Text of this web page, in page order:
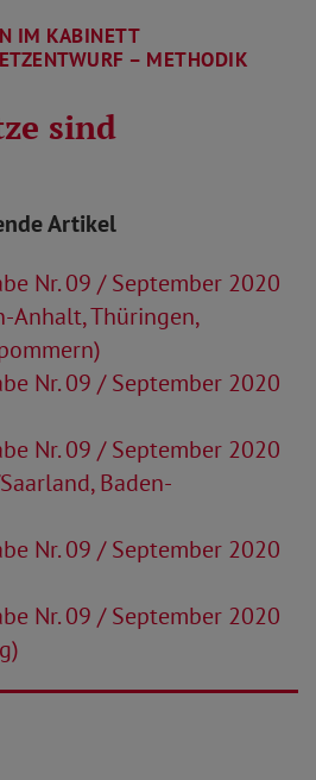
IM KABINETT
– METHODIK
sind
Artikel
Nr. 09 / September 2020
Anhalt, Thüringen,
Nr. 09 / September 2020
Nr. 09 / September 2020
Baden-
Nr. 09 / September 2020
Nr. 09 / September 2020